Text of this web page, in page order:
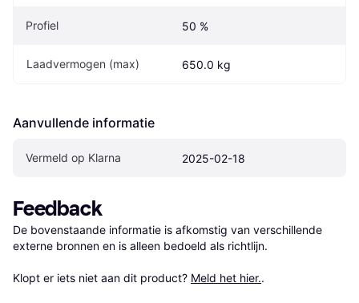
Profiel 50 %
Laadvermogen (max) 650.0 kg
Aanvullende informatie
Vermeld op Klarna 2025-02-18
Feedback
De bovenstaande informatie is afkomstig van verschillende
externe bronnen en is alleen bedoeld als richtlijn.
Klopt er iets niet aan dit product? Meld het hier..